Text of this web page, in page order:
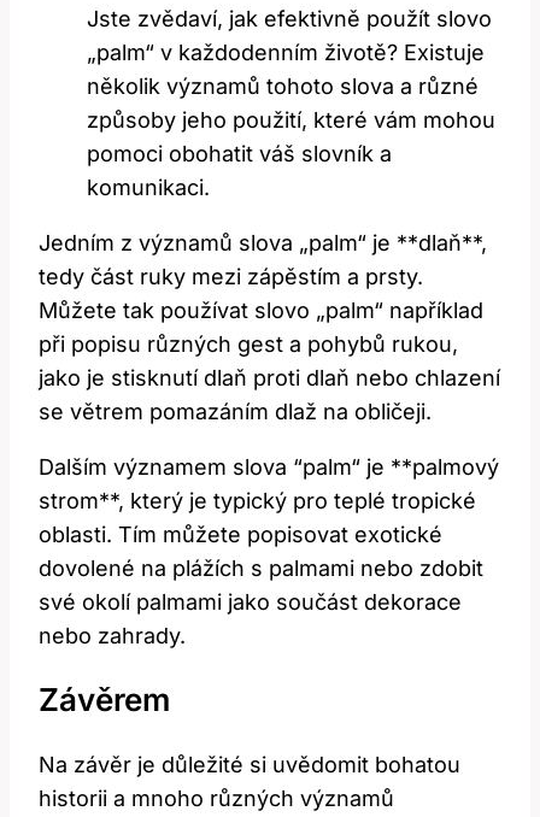
Jste zvědaví, jak‍ efektivně použít‍ slovo
„palm“ v​ každodenním životě? Existuje​
několik významů tohoto slova a různé
způsoby jeho⁤ použití, které ⁤vám⁣ mohou
pomoci obohatit váš slovník a
komunikaci.
Jedním ⁣z významů slova⁢ „palm“ je **dlaň**,
tedy ⁤část ruky mezi zápěstím a ‌prsty.
Můžete tak používat slovo‌ „palm“ například
při ‍popisu různých gest a pohybů rukou, ​
jako je stisknutí dlaň proti dlaň nebo chlazení⁢
se ‍větrem pomazáním dlaž ​na obličeji.
Dalším významem ​slova ⁣“palm“ je ⁤**palmový
⁢strom**,‍ který‍ je typický‍ pro⁤ teplé tropické
⁤oblasti. Tím⁢ můžete popisovat exotické
dovolené na ⁣plážích s palmami nebo zdobit
⁣své okolí palmami jako součást dekorace
nebo zahrady.
Závěrem
Na závěr ⁣je důležité‌ si uvědomit⁣ bohatou
historii​ a⁢ mnoho‍ různých‌ významů